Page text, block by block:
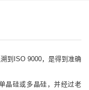
到ISO 9000，是得到准确
晶硅或多晶硅，并经过老